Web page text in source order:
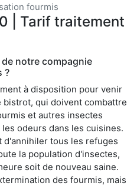
fourmis
| Tarif traitement
notre compagnie
?
à disposition pour venir
bistrot, qui doivent combattre
et autres insectes
odeurs dans les cuisines.
d'annihiler tous les refuges
la population d'insectes,
soit de nouveau saine.
des fourmis, mais